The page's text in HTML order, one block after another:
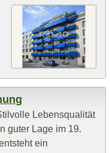
Lebensqualität
guter Lage im 19.
ein